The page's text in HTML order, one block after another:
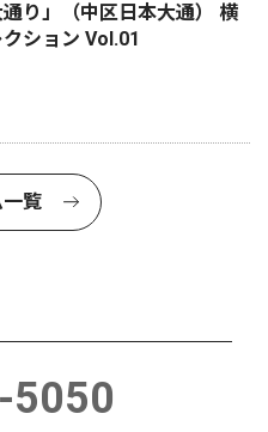
通り」（中区日本大通） 横
ション Vol.01
一覧
5050